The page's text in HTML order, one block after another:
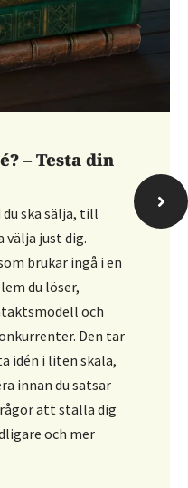
– Testa din
du ska sälja, till
välja just dig.
brukar ingå i en
du löser,
och
Den tar
idén i liten skala,
innan du satsar
att ställa dig
och mer